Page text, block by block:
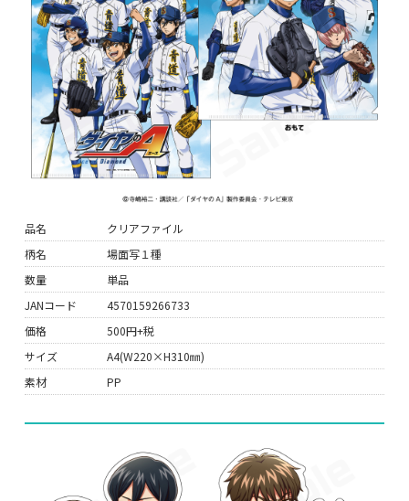
品名
クリアファイル
柄名
場面写１種
数量
単品
JANコード
4570159266733
価格
500円+税
サイズ
A4(W220×H310㎜)
素材
PP